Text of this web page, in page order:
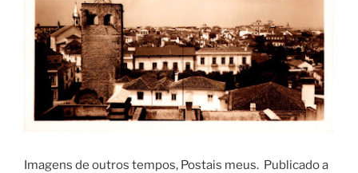
​Imagens de outros tempos, Postais meus. ​Publicado a